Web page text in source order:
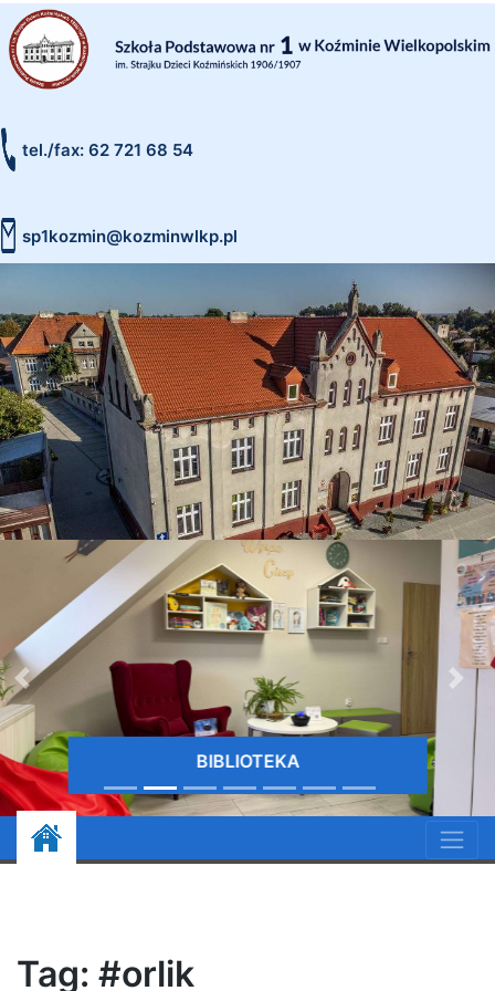
tel./fax: 62 721 68 54
sp1kozmin@kozminwlkp.pl
BIBLIOTEKA
Tag: #orlik